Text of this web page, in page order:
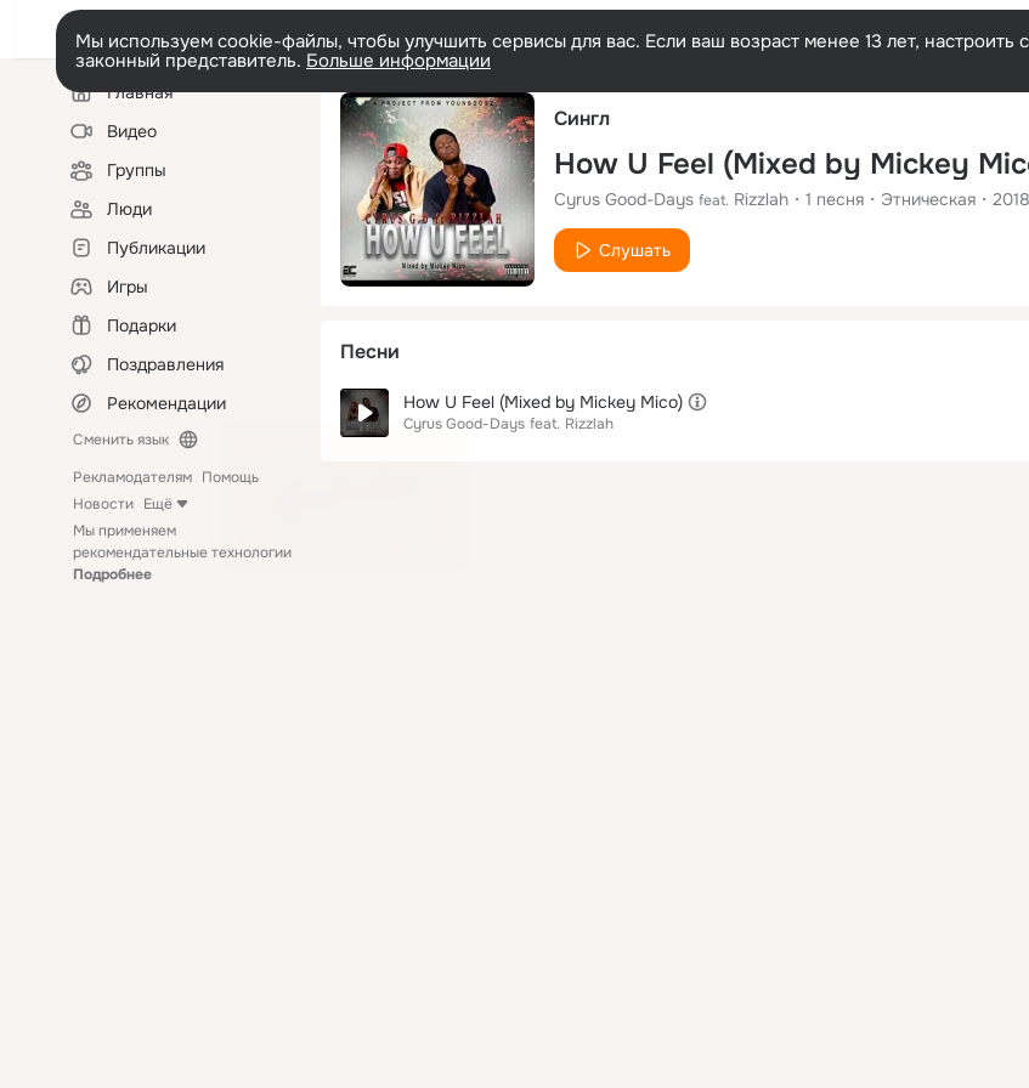
Мы используем cookie-файлы, чтобы улучшить сервисы для вас. Если ваш возраст менее 13 лет,
законный представитель. Больше информации
Левая
колонкаГлавная
Видео
Группы
Люди
Публикации
Игры
Подарки
Поздравления
Рекомендации
Сменить язык
Рекламодателям Помощь
Новости Ещё
Мы применяем
рекомендательные технологии
Подробнее
Сингл
How U Feel (Mixed by Mickey
Cyrus Good-Days feat. Rizzlah 1 песня Этническая 2018
Слушать
Песни
How U Feel (Mixed by Mickey Mico)
Cyrus Good-Days feat. Rizzlah